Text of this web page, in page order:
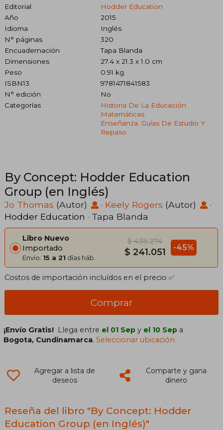
Editorial
Hodder Education
Año
2015
Idioma
Inglés
N° páginas
320
Encuadernación
Tapa Blanda
Dimensiones
27.4 x 21.3 x 1.0 cm
Peso
0.91 kg.
ISBN13
9781471841583
N° edición
No
Categorías
Historia De La Educación
Matemáticas
Enseñanza: Guías De Estudio Y
Repaso
By Concept: Hodder Education
Group (en Inglés)
Jo Thomas (Autor) · Keely Rogers (Autor)
·
Hodder Education · Tapa Blanda
Libro Nuevo
Importado
Envío: 15 a 21 días háb.
$ 438.274
$ 241.051 -45%
Costos de importación incluídos en el precio ✅
Comprar
¡Envío Gratis! Llega entre el 01 Sep y el 10 Sep a
Bogota, Cundinamarca.Seleccionar ubicación
Agregar a lista de
deseos
Comparte y gana
dinero
Reseña del libro "By Concept: Hodder
Education Group (en Inglés)"